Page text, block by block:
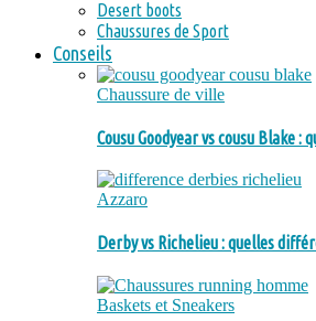
Desert boots
Chaussures de Sport
Conseils
Chaussure de ville
Cousu Goodyear vs cousu Blake :
Azzaro
Derby vs Richelieu : quelles
Baskets et Sneakers